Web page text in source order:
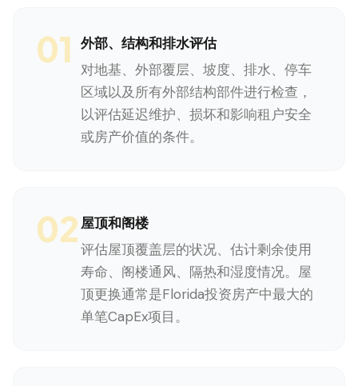
01 外部、结构和排水评估
对地基、外部覆层、坡度、排水、停车
区域以及所有外部结构部件进行检查，
以评估延迟维护、损坏和影响租户安全
或房产价值的条件。
02 屋顶和阁楼
评估屋顶覆盖层的状况、估计剩余使用
寿命、阁楼通风、隔热和湿度情况。屋
顶更换通常是Florida投资房产中最大的
单笔CapEx项目。